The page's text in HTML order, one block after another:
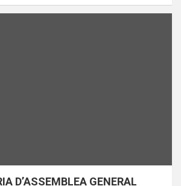
D’ASSEMBLEA GENERAL